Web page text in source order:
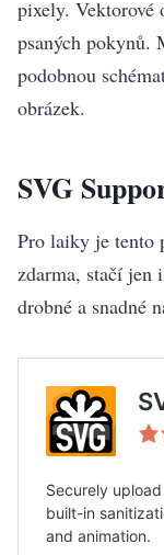
pixely. Vektorové
psaných pokynů.
podobnou
obrázek.
SVG
Pro laiky je tento
zdarma, stačí jen
drobné a snadné